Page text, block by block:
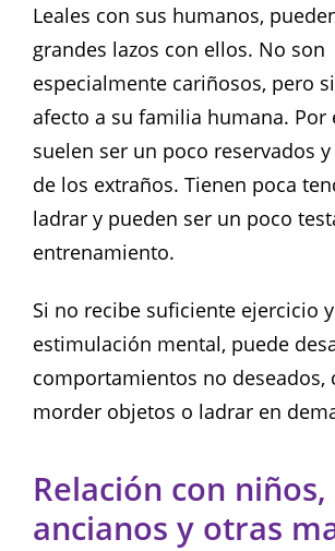
Leales con sus humanos,
grandes lazos con ellos. No son
especialmente cariñosos, pero
afecto a su familia humana. Por
suelen ser un poco reservados
de los extraños. Tienen poca
ladrar y pueden ser un poco
entrenamiento.
Si no recibe suficiente ejercicio y
estimulación mental, puede
comportamientos no deseados,
morder objetos o ladrar en
Relación con niños,
ancianos y otras